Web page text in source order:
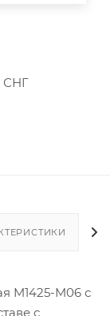
СНГ
M1425-M06 с
с